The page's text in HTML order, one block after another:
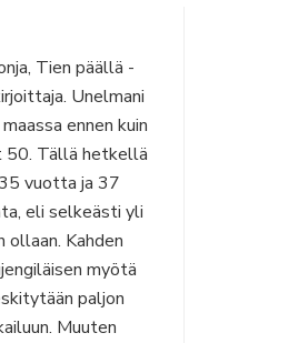
Tien päällä -
Unelmani
ennen kuin
Tällä hetkellä
vuotta ja 37
eli selkeästi yli
ollaan. Kahden
myötä
paljon
Muuten